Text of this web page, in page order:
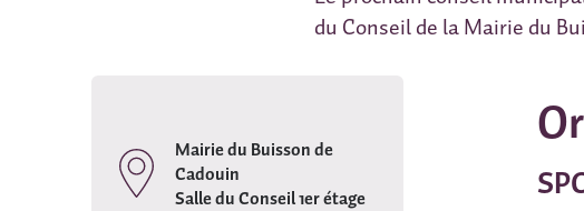
du Conseil de la Mairie du
Mairie du Buisson de
Cadouin
Salle du Conseil 1er étage